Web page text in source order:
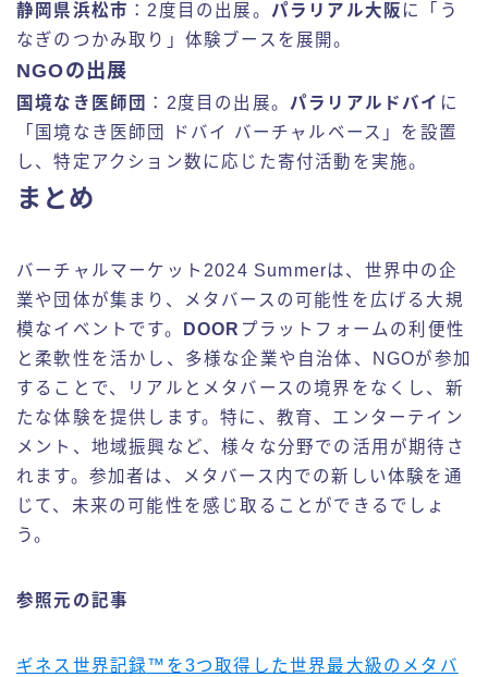
静岡県浜松市 ：2度目の出展。 パラリアル大阪 に「う
なぎのつかみ取り」体験ブースを展開。
NGOの出展
国境なき医師団 ：2度目の出展。 パラリアルドバイ に
「国境なき医師団 ドバイ バーチャルベース」を設置
し、特定アクション数に応じた寄付活動を実施。
まとめ
バーチャルマーケット2024 Summerは、世界中の企
業や団体が集まり、メタバースの可能性を広げる大規
模なイベントです。
DOOR プラットフォームの利便性
と柔軟性を活かし、多様な企業や自治体、NGOが参加
することで、リアルとメタバースの境界をなくし、新
たな体験を提供します。特に、教育、エンターテイン
メント、地域振興など、様々な分野での活用が期待さ
れます。参加者は、メタバース内での新しい体験を通
じて、未来の可能性を感じ取ることができるでしょ
う。
参照元の記事
ギネス世界記録™を3つ取得した世界最大級のメタバ